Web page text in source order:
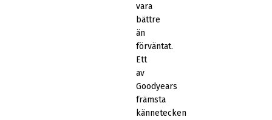
vara
bättre
än
förväntat.
Ett
av
Goodyears
främsta
kännetecken